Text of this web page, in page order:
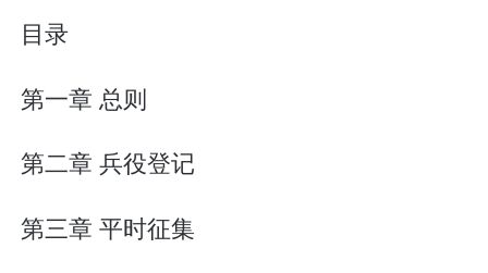
目录
第一章 总则
第二章 兵役登记
第三章 平时征集